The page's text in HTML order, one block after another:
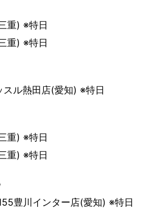
重) ※特日
重) ※特日
スル熱田店(愛知) ※特日
重) ※特日
重) ※特日
豊川インター店(愛知) ※特日